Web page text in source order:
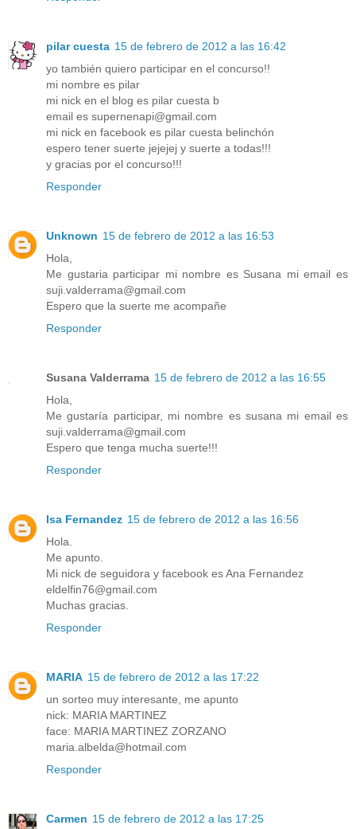
pilar cuesta 15 de febrero de 2012 a las 16:42
yo también quiero participar en el concurso!!
mi nombre es pilar
mi nick en el blog es pilar cuesta b
email es supernenapi@gmail.com
mi nick en facebook es pilar cuesta belinchón
espero tener suerte jejejej y suerte a todas!!!
y gracias por el concurso!!!
Responder
Unknown 15 de febrero de 2012 a las 16:53
Hola,
Me gustaria participar mi nombre es Susana mi email es
suji.valderrama@gmail.com
Espero que la suerte me acompañe
Responder
Susana Valderrama 15 de febrero de 2012 a las 16:55
Hola,
Me gustaría participar, mi nombre es susana mi email es
suji.valderrama@gmail.com
Espero que tenga mucha suerte!!!
Responder
Isa Fernandez 15 de febrero de 2012 a las 16:56
Hola.
Me apunto.
Mi nick de seguidora y facebook es Ana Fernandez
eldelfin76@gmail.com
Muchas gracias.
Responder
MARIA 15 de febrero de 2012 a las 17:22
un sorteo muy interesante, me apunto
nick: MARIA MARTINEZ
face: MARIA MARTINEZ ZORZANO
maria.albelda@hotmail.com
Responder
Carmen 15 de febrero de 2012 a las 17:25